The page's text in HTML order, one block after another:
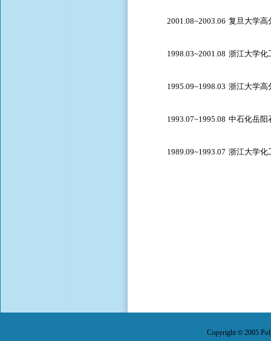
2001.08~2003.06 复旦大学高
1998.03~2001.08 浙江大学化
1995.09~1998.03 浙江大学高
1993.07~1995.08 中石化岳阳
1989.09~1993.07 浙江大学化
Copyright© 2005